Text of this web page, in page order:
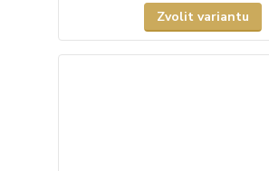
Zvolit variantu